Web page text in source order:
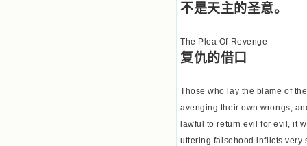
不是天主的圣意。
The Plea Of Revenge
复仇的借口
Those who lay the blame of
avenging their own wrongs,
lawful to return evil for evil, it
uttering falsehood inflicts very